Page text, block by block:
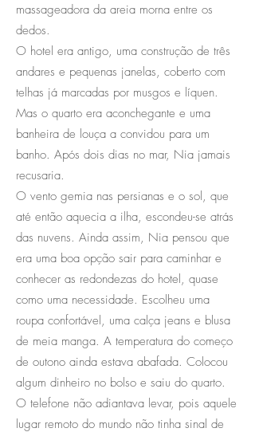
massageadora da areia morna entre os
dedos.
O hotel era antigo, uma construção de três
andares e pequenas janelas, coberto com
telhas já marcadas por musgos e líquen.
Mas o quarto era aconchegante e uma
banheira de louça a convidou para um
banho. Após dois dias no mar, Nia jamais
recusaria.
O vento gemia nas persianas e o sol, que
até então aquecia a ilha, escondeu-se atrás
das nuvens. Ainda assim, Nia pensou que
era uma boa opção sair para caminhar e
conhecer as redondezas do hotel, quase
como uma necessidade. Escolheu uma
roupa confortável, uma calça jeans e blusa
de meia manga. A temperatura do começo
de outono ainda estava abafada. Colocou
algum dinheiro no bolso e saiu do quarto.
O telefone não adiantava levar, pois aquele
lugar remoto do mundo não tinha sinal de